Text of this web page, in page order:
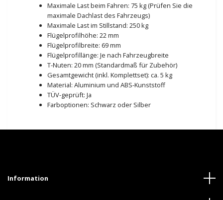
Maximale Last beim Fahren: 75 kg (Prüfen Sie die
maximale Dachlast des Fahrzeugs)
Maximale Last im Stillstand: 250 kg
Flügelprofilhöhe: 22 mm
Flügelprofilbreite: 69 mm
Flügelprofillänge: Je nach Fahrzeugbreite
T-Nuten: 20 mm (Standardmaß für Zubehör)
Gesamtgewicht (inkl. Komplettset): ca. 5 kg
Material: Aluminium und ABS-Kunststoff
TÜV-geprüft: Ja
Farboptionen: Schwarz oder Silber
Information